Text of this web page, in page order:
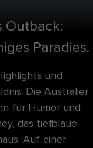
Outback:
Paradies.
und
Die Australier
für Humor und
das tiefblaue
Auf einer